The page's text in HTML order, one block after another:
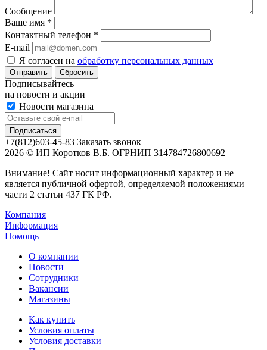
Сообщение
Ваше имя *
Контактный телефон *
E-mail
Я согласен на обработку персональных данных
Сбросить
Подписывайтесь
на новости и акции
Новости магазина
+7(812)603-45-83 Заказать звонок
2026 © ИП Коротков В.Б. ОГРНИП 314784726800692
Внимание! Сайт носит информационный характер и не
является публичной офертой, определяемой положениями
части 2 статьи 437 ГК РФ.
Компания
Информация
Помощь
О компании
Новости
Сотрудники
Вакансии
Магазины
Как купить
Условия оплаты
Условия доставки